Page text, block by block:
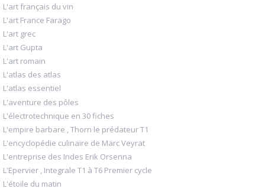
L'art français du vin
L'art France Farago
L'art grec
L'art Gupta
L'art romain
L'atlas des atlas
L'atlas essentiel
L'aventure des pôles
L'électrotechnique en 30 fiches
L'empire barbare , Thorn le prédateur T1
L'encyclopédie culinaire de Marc Veyrat
L'entreprise des Indes Erik Orsenna
L'Epervier , Integrale T1 à T6 Premier cycle
L'étoile du matin